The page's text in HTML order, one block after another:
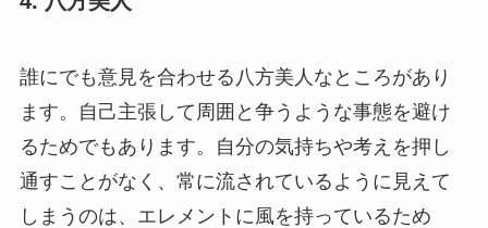
誰にでも意見を合わせる八方美人なところがあり
ます。自己主張して周囲と争うような事態を避け
るためでもあります。自分の気持ちや考えを押し
通すことがなく、常に流されているように見えて
しまうのは、エレメントに風を持っているため